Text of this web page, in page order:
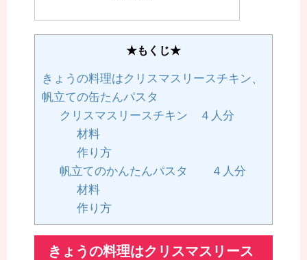
★もくじ★
きょうの料理はクリスマスリースチキン、
帆立ての缶たんパスタ
クリスマスリースチキン ４人分
材料
作り方
帆立てのかんたんパスタ ４人分
材料
作り方
きょうの料理はクリスマスリース